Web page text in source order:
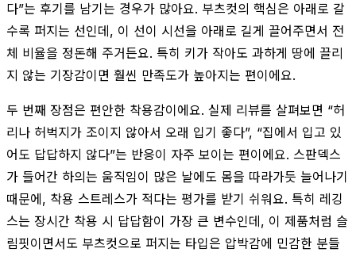
다”는 후기를 남기는 경우가 많아요. 부츠컷의 핵심은 아래로 갈
수록 퍼지는 선인데, 이 선이 시선을 아래로 길게 끌어주면서 전
체 비율을 정돈해 주거든요. 특히 키가 작아도 과하게 땅에 끌리
지 않는 기장감이면 훨씬 만족도가 높아지는 편이에요.
두 번째 장점은 편안한 착용감이에요. 실제 리뷰를 살펴보면 “허
리나 허벅지가 조이지 않아서 오래 입기 좋다”, “집에서 입고 있
어도 답답하지 않다”는 반응이 자주 보이는 편이에요. 스판덱스
가 들어간 하의는 움직임이 많은 날에도 몸을 따라가듯 늘어나기
때문에, 착용 스트레스가 적다는 평가를 받기 쉬워요. 특히 레깅
스는 장시간 착용 시 답답함이 가장 큰 변수인데, 이 제품처럼 슬
림핏이면서도 부츠컷으로 퍼지는 타입은 압박감에 민감한 분들